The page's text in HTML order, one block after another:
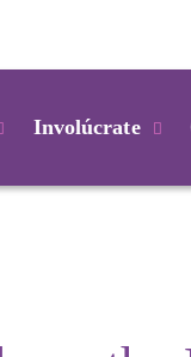
Involúcrate